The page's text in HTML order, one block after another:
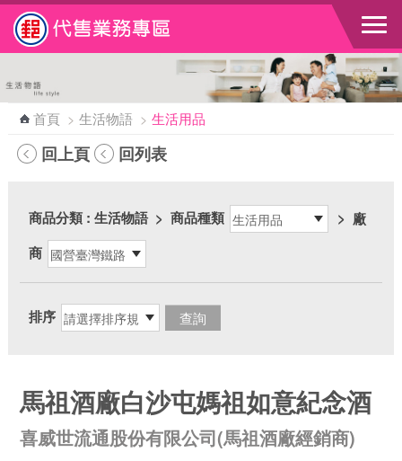
跳到主要內容區塊
首頁 > 生活物語 > 生活用品
回上頁 回列表
商品分類: 生活物語 > 商品種類 > 廠
商
排序
馬祖酒廠白沙屯媽祖如意紀念酒
喜威世流通股份有限公司(馬祖酒廠經銷商)